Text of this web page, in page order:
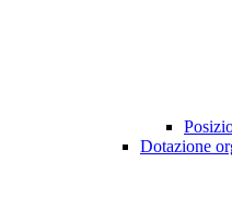
Dotazione